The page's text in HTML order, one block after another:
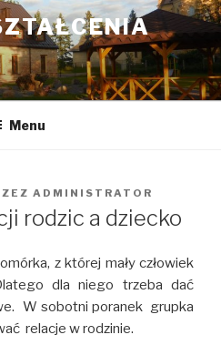
Menu
ADMINISTRATOR
rodzic a dziecko
z której mały człowiek
dla niego trzeba dać
W sobotni poranek grupka
relacje w rodzinie.